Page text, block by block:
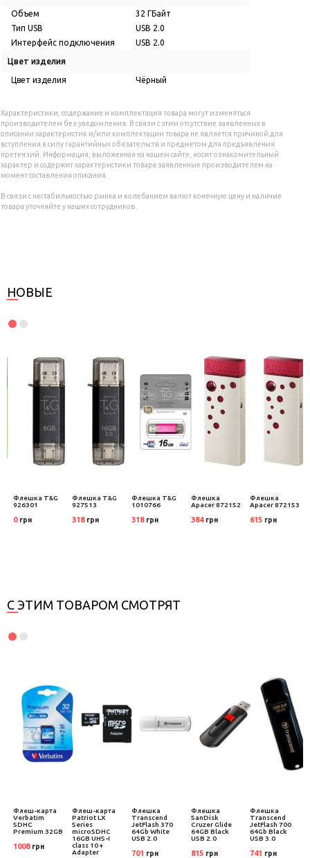
Объем
32 ГБайт
Тип USB
USB 2.0
Интерфейс подключения
USB 2.0
Цвет изделия
Цвет изделия Чёрный
Характеристики, содержание и комплектация товара могут изменяться
производителем без уведомления. В связи с этим отсутствие заявленных в
описании характеристик и/или комплектации товара не является причиной для
вступления в силу гарантийных обязательств и предметом для предъявления
претензий. Информация, выложенная на нашем сайте, носит ознакомительный
характер и содержит характеристики товара заявленные производителем на
момент составления описания.
В связи с нестабильностью рынка и колебанием валют конечную цену и наличие
товара уточняйте у наших сотрудников.
НОВЫЕ
Флешка T&G
926301
0 грн
Флешка T&G
927513
318 грн
Флешка T&G
1010766
318 грн
Флешка
Apacer 872152
384 грн
Флешка
Apacer 872153
615 грн
С ЭТИМ ТОВАРОМ СМОТРЯТ
Флеш-карта
Verbatim
SDHC
Premium 32GB
1008 грн
Флеш-карта
Patriot LX
Series
microSDHC
16GB UHS-I
class 10 +
Adapter
Флешка
Transcend
JetFlash 370
64Gb White
USB 2.0
701 грн
Флешка
SanDisk
Cruzer Glide
64GB Black
USB 2.0
815 грн
Флешка
Transcend
JetFlash 700
64Gb Black
USB 3.0
741 грн